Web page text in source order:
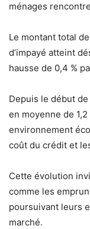
ménages
Le montant total
d’impayé atteint
hausse de 0,4 %
Depuis le début
en moyenne de
environnement
coût du crédit et
Cette évolution
comme les
poursuivant leurs
marché.